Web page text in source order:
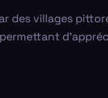
des villages